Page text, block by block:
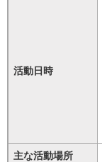
活動日時
主な活動場所